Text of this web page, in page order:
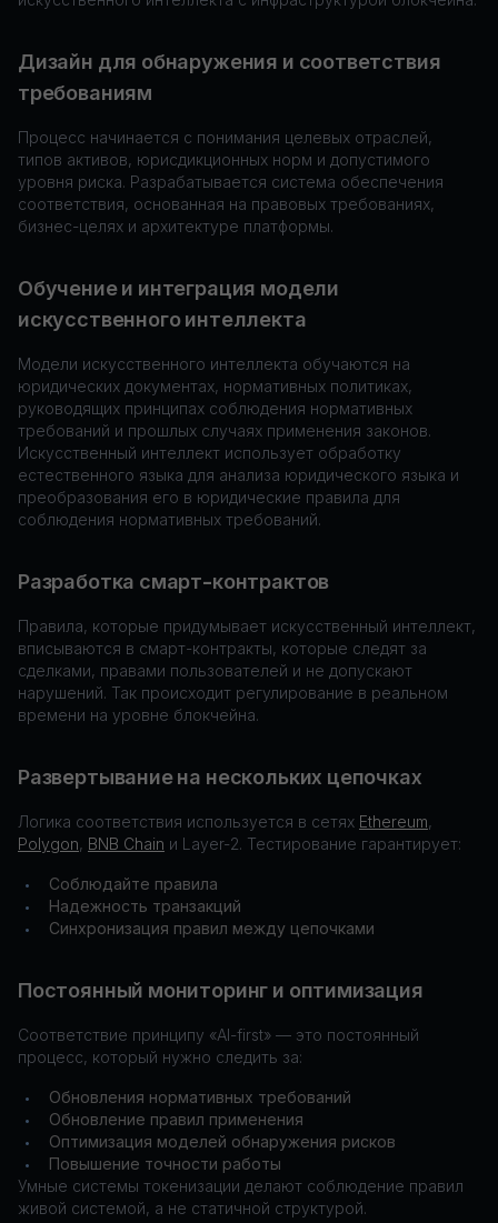
Дизайн для обнаружения и соответствия
требованиям
Процесс начинается с понимания целевых отраслей,
типов активов, юрисдикционных норм и допустимого
уровня риска. Разрабатывается система обеспечения
соответствия, основанная на правовых требованиях,
бизнес-целях и архитектуре платформы.
Обучение и интеграция модели
искусственного интеллекта
Модели искусственного интеллекта обучаются на
юридических документах, нормативных политиках,
руководящих принципах соблюдения нормативных
требований и прошлых случаях применения законов.
Искусственный интеллект использует обработку
естественного языка для анализа юридического языка и
преобразования его в юридические правила для
соблюдения нормативных требований.
Разработка смарт-контрактов
Правила, которые придумывает искусственный интеллект,
вписываются в смарт-контракты, которые следят за
сделками, правами пользователей и не допускают
нарушений. Так происходит регулирование в реальном
времени на уровне блокчейна.
Развертывание на нескольких цепочках
Логика соответствия используется в сетях Ethereum,
Polygon, BNB Chain и Layer-2. Тестирование гарантирует:
• Соблюдайте правила
• Надежность транзакций
• Синхронизация правил между цепочками
Постоянный мониторинг и оптимизация
Соответствие принципу «AI-first» — это постоянный
процесс, который нужно следить за:
• Обновления нормативных требований
• Обновление правил применения
• Оптимизация моделей обнаружения рисков
•
Повышение точности работы
Умные системы токенизации делают соблюдение правил
живой системой, а не статичной структурой.